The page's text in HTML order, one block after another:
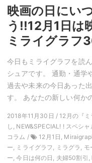
映画の日にい
う!!12月1日は
ミライグラフ
今日もミライグラフを読
シュアです。 通勤・通学
過去や未来の今日あった
す。 あなたの新しい何
2018年11月30日 / 12月の『
し, NEW&SPECIAL! ! スペシ
コラム /
12月1日,
ー, ミライグラフ, ミラグラ,
ー, 今日は何の日, 夫婦50割引